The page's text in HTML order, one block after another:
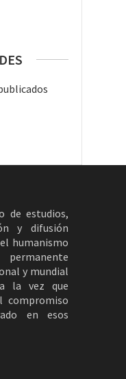
de estudios,
y difusión
humanismo
y mundial
la vez que
compromiso
en esos